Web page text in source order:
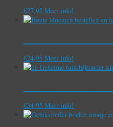
€27,95 Meer info!
€24,95 Meer info!
€34,95 Meer info!